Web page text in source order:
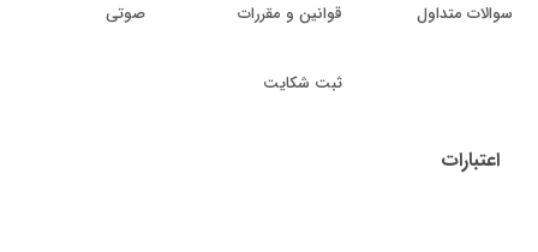
سوالات متداول قوانین و مقررات
ثبت شکایت
صوتی
اعتبارات